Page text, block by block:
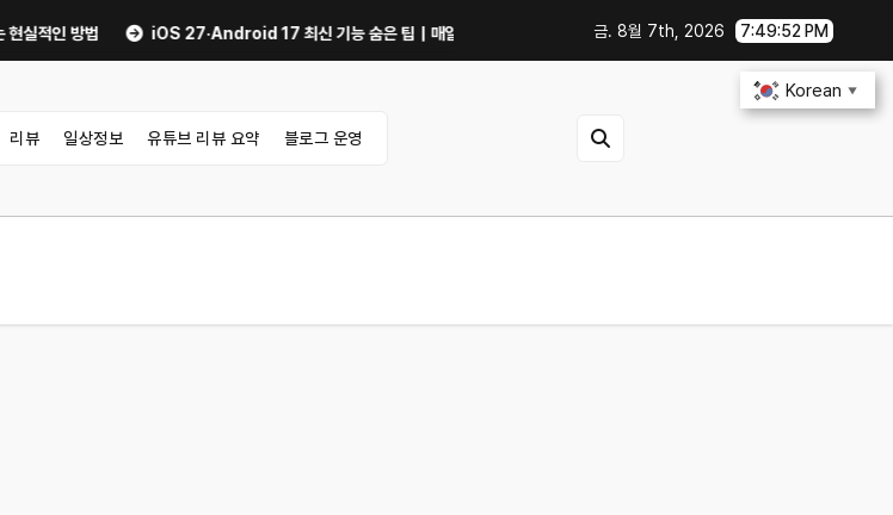
법 iOS 27·Android 17 최신 기능 숨은 팁｜매일 써먹을 만한 기능만 골랐다 중고 폰·노트북 살 때 사기 안 당하는 체크
금. 8월 7th, 2026 7:49:53 PM
리뷰 일상정보 유튜브 리뷰 요약 블로그 운영
Korean ▼